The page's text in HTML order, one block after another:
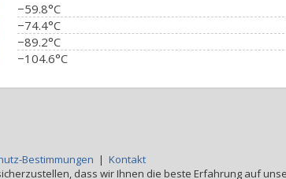
−59.8°C
−74.4°C
−89.2°C
−104.6°C
Bestimmungen | Kontakt
dass wir Ihnen die beste Erfahrung auf